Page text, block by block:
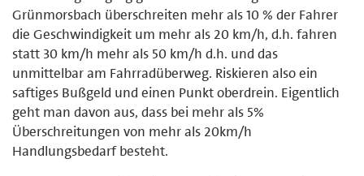
Grünmorsbach überschreiten mehr als 10 % der Fahrer
die Geschwindigkeit um mehr als 20 km/h, d.h. fahren
statt 30 km/h mehr als 50 km/h d.h. und das
unmittelbar am Fahrradüberweg. Riskieren also ein
saftiges Bußgeld und einen Punkt oberdrein. Eigentlich
geht man davon aus, dass bei mehr als 5%
Überschreitungen von mehr als 20km/h
Handlungsbedarf besteht.